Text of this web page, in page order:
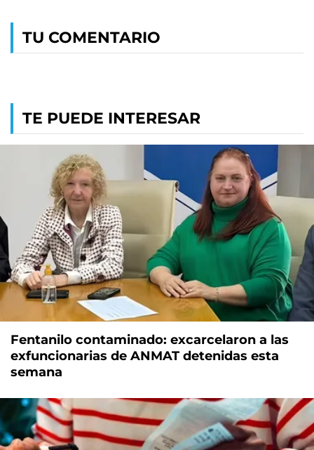
TU COMENTARIO
TE PUEDE INTERESAR
Fentanilo contaminado: excarcelaron a las
exfuncionarias de ANMAT detenidas esta
semana